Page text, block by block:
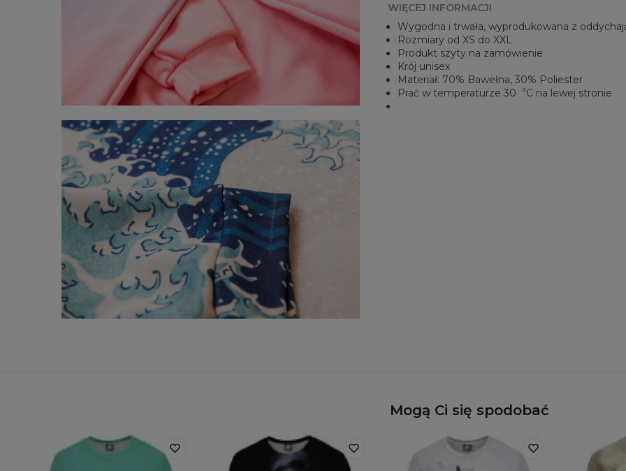
WIĘCEJ INFORMACJI
Wygodna i trwała, wyprodukowana z
Rozmiary od XS do XXL
Produkt szyty na zamówienie
Krój unisex
Materiał: 70% Bawełna, 30% Poliester
Prać w temperaturze 30︒C na lewej stronie
Mogą Ci się spodobać